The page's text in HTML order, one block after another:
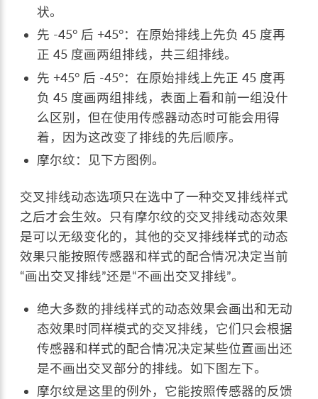
状。
先 -45° 后 +45°：在原始排线上先负 45 度再
正 45 度画两组排线，共三组排线。
先 +45° 后 -45°：在原始排线上先正 45 度再
负 45 度画两组排线，表面上看和前一组没什
么区别，但在使用传感器动态时可能会用得
着，因为这改变了排线的先后顺序。
摩尔纹：见下方图例。
交叉排线动态选项只在选中了一种交叉排线样式
之后才会生效。只有摩尔纹的交叉排线动态效果
是可以无级变化的，其他的交叉排线样式的动态
效果只能按照传感器和样式的配合情况决定当前
“画出交叉排线”还是“不画出交叉排线”。
绝大多数的排线样式的动态效果会画出和无动
态效果时同样模式的交叉排线，它们只会根据
传感器和样式的配合情况决定某些位置画出还
是不画出交叉部分的排线。如下图左下。
摩尔纹是这里的例外，它能按照传感器的反馈